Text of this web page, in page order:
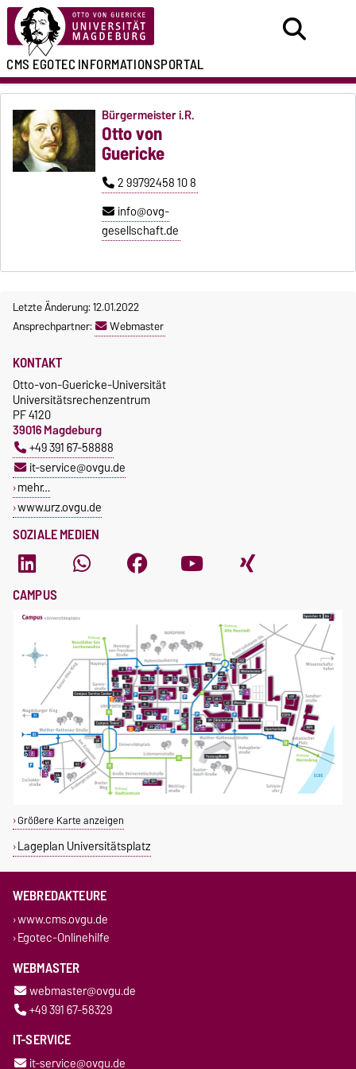
CMS EGOTECINFORMATIONSPORTAL
Bürgermeister i.R.
Otto von
Guericke
2 99792458 10 8
info@ovg-
gesellschaft.de
Letzte Änderung: 12.01.2022
Ansprechpartner:
Webmaster
SOZIALE MEDIEN
KONTAKT
Otto-von-Guericke-Universität
Universitätsrechenzentrum
PF 4120
39016 Magdeburg
+49 391 67-58888
it-service@ovgu.de
mehr…
www.urz.ovgu.de
CAMPUS
Größere Karte anzeigen
Lageplan Universitätsplatz
WEBREDAKTEURE
www.cms.ovgu.de
Egotec-Onlinehilfe
WEBMASTER
webmaster@ovgu.de
+49 391 67-58329
IT-SERVICE
it-service@ovgu.de